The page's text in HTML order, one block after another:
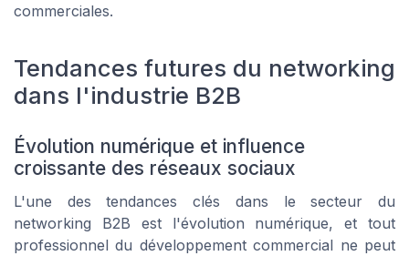
commerciales.
Tendances futures du networking
dans l'industrie B2B
Évolution numérique et influence
croissante des réseaux sociaux
L'une des tendances clés dans le secteur du
networking B2B est l'évolution numérique, et tout
professionnel du développement commercial ne peut